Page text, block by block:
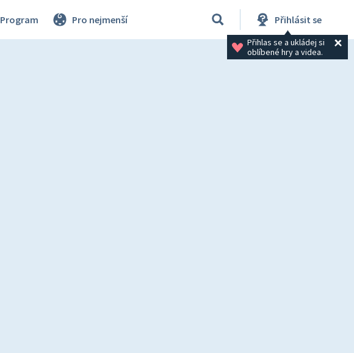
Program Pro nejmenší Přihlásit se
Přihlas se a ukládej si
oblíbené hry a videa.